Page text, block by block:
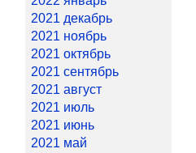
2021 декабрь
2021 ноябрь
2021 октябрь
2021 сентябрь
2021 август
2021 июль
2021 июнь
2021 май